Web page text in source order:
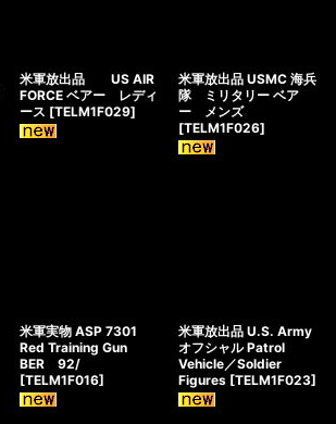
米軍放出品 US AIR
FORCE ベアー レディ
ース [TELM1F029]
米軍放出品 USMC 海兵
隊 ミリタリー ベア
ー メンズ
[TELM1F026]
米軍実物 ASP 7301
Red Training Gun
BER 92/
[TELM1F016]
米軍放出品 U.S. Army
オフシャル Patrol
Vehicle／Soldier
Figures [TELM1F023]